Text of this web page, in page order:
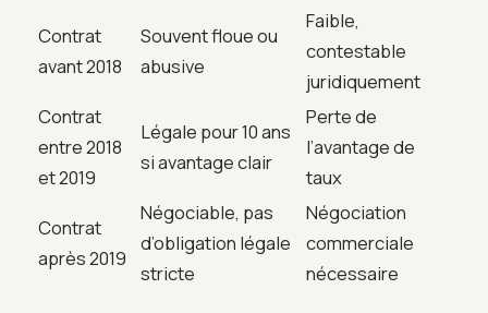
Contrat
avant 2018
Souvent floue ou
abusive
Faible,
contestable
juridiquement
Contrat
entre 2018
et 2019
Légale pour 10 ans
si avantage clair
Perte de
l’avantage de
taux
Contrat
après 2019
Négociable, pas
d’obligation légale
stricte
Négociation
commerciale
nécessaire